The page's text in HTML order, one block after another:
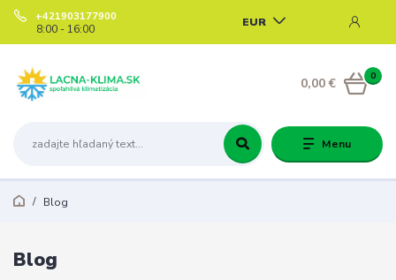
Menu
EUR
+421903177900
8:00 - 16:00
0
0,00 €
Blog
Blog